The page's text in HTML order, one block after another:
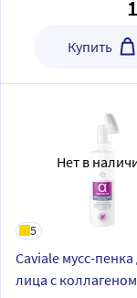
Купить
Нет в
5
Caviale мусс-пенка
лица с